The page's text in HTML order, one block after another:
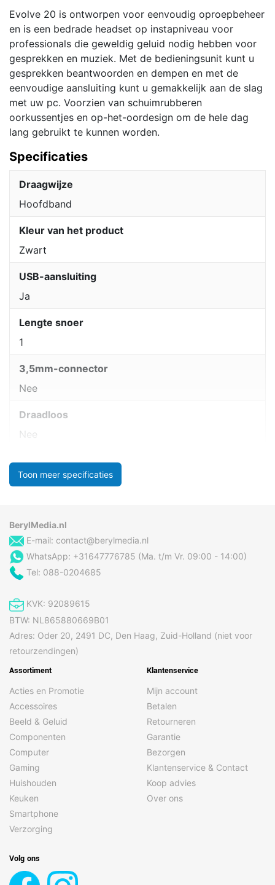
Evolve 20 is ontworpen voor eenvoudig oproepbeheer
en is een bedrade headset op instapniveau voor
professionals die geweldig geluid nodig hebben voor
gesprekken en muziek. Met de bedieningsunit kunt u
gesprekken beantwoorden en dempen en met de
eenvoudige aansluiting kunt u gemakkelijk aan de slag
met uw pc. Voorzien van schuimrubberen
oorkussentjes en op-het-oordesign om de hele dag
lang gebruikt te kunnen worden.
Specificaties
Draagwijze
Hoofdband
Kleur van het product
Zwart
USB-aansluiting
Ja
Lengte snoer
1
3,5mm-connector
Nee
Draadloos
Nee
Toon meer specificaties
BerylMedia.nl
E-mail: contact@berylmedia.nl
WhatsApp: +31647776785 (Ma. t/m Vr. 09:00 - 14:00)
Tel: 088-0204685
KVK: 92089615
BTW: NL865880669B01
Adres: Oder 20, 2491 DC, Den Haag, Zuid-Holland (niet voor
retourzendingen)
Assortiment
Acties en Promotie
Accessoires
Beeld & Geluid
Componenten
Computer
Gaming
Huishouden
Keuken
Smartphone
Verzorging
Klantenservice
Mijn account
Betalen
Retourneren
Garantie
Bezorgen
Klantenservice & Contact
Koop advies
Over ons
Volg ons